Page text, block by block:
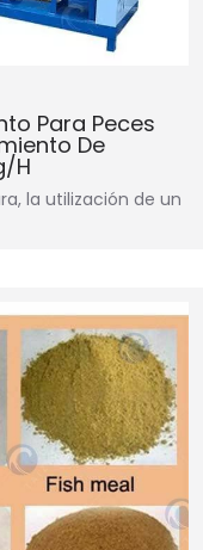
Para Peces
De
h
la utilización de un